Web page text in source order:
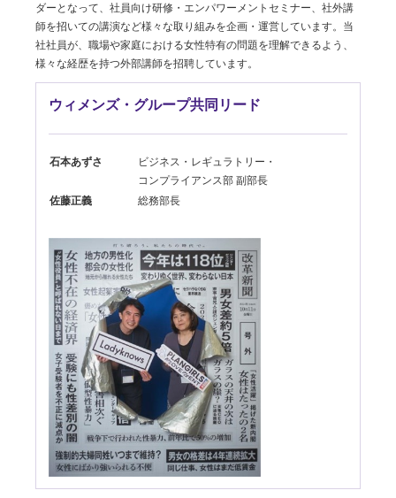
ダーとなって、社員向け研修・エンパワーメントセミナー、社外講
師を招いての講演など様々な取り組みを企画・運営しています。当
社社員が、職場や家庭における⼥性特有の問題を理解できるよう、
様々な経歴を持つ外部講師を招聘しています。
ウィメンズ・グループ共同リード
石本あずさ ビジネス・ レギュラトリー・
コンプライアンス部 副部長
佐藤正義
総務部長